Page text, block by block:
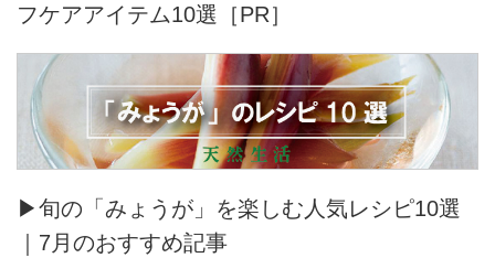
フケアアイテム10選［PR］
▶旬の「みょうが」を楽しむ人気レシピ10選
｜7月のおすすめ記事